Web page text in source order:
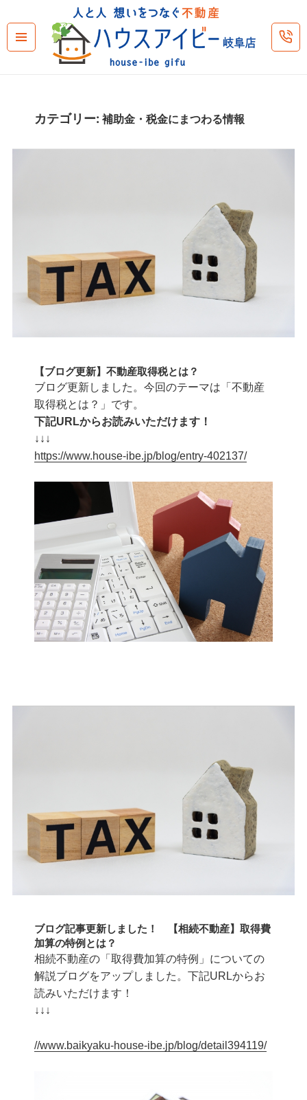
カテゴリー: 補助金・税金にまつわる情報
【ブログ更新】不動産取得税とは？
ブログ更新しました。今回のテーマは「不動産
取得税とは？」です。
下記URLからお読みいただけます！
↓↓↓
https://www.house-ibe.jp/blog/entry-402137/
ブログ記事更新しました！ 【相続不動産】取得費
加算の特例とは？
相続不動産の「取得費加算の特例」についての
解説ブログをアップしました。下記URLからお
読みいただけます！
↓↓↓
//www.baikyaku-house-ibe.jp/blog/detail394119/